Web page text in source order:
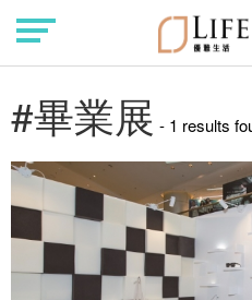
#畢業展 - 1 results